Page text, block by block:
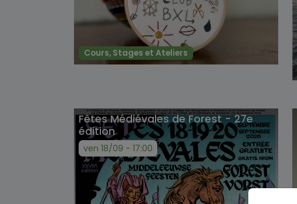
Cours, Stages et Ateliers
Fêtes Médiévales de Forest - 27e
édition
ven 18/09 - 17:00